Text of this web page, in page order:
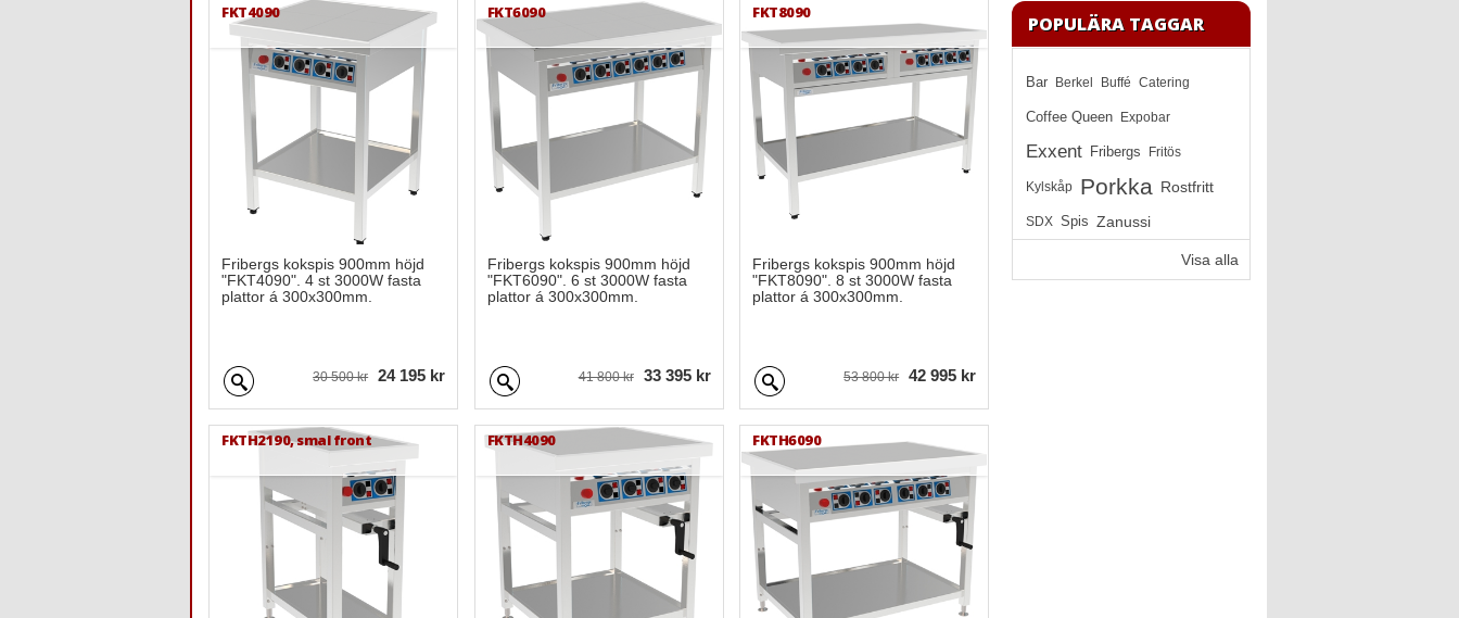
FKT4090
Fribergs kokspis 900mm höjd
"FKT4090". 4 st 3000W fasta
plattor á 300x300mm.
30 500 kr 24 195 kr
FKT6090
Fribergs kokspis 900mm höjd
"FKT6090". 6 st 3000W fasta
plattor á 300x300mm.
41 800 kr 33 395 kr
FKT8090
Fribergs kokspis 900mm höjd
"FKT8090". 8 st 3000W fasta
plattor á 300x300mm.
53 800 kr 42 995 kr
FKTH2190, smal front FKTH4090 FKTH6090
POPULÄRA TAGGAR
Bar Berkel Buffé Catering
Coffee Queen Expobar
Exxent Fribergs Fritös
Kylskåp Porkka Rostfritt
SDX Spis Zanussi
Visa alla